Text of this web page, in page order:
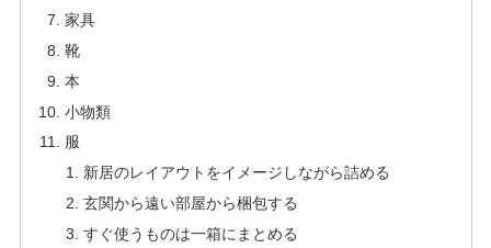
家具
靴
本
小物類
服
新居のレイアウトをイメージしながら詰める
玄関から遠い部屋から梱包する
すぐ使うものは一箱にまとめる